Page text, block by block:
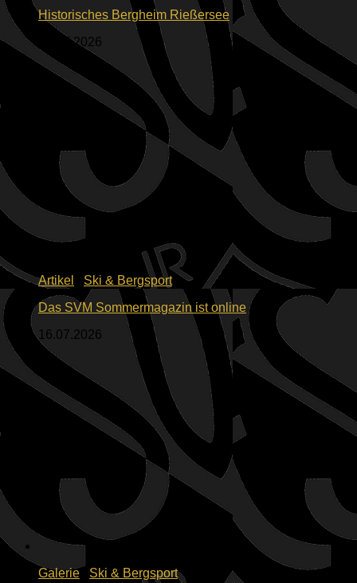
Historisches Bergheim Rießersee
23.07.2026
Artikel
Ski & Bergsport
Das SVM Sommermagazin ist online
16.07.2026
Galerie
Ski & Bergsport